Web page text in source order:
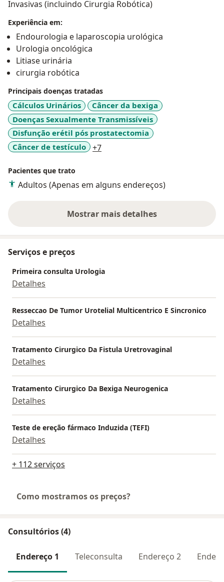
Invasivas (incluindo Cirurgia Robótica)
Experiência em:
Endourologia e laparoscopia urológica
Urologia oncológica
Litiase urinária
cirurgia robótica
Principais doenças tratadas
Cálculos Urinários
Câncer da bexiga
Doenças Sexualmente Transmissíveis
Disfunção erétil pós prostatectomia
Câncer de testículo
+7a11y_sr_more_diseases
Pacientes que trato
Adultos (Apenas em alguns endereços)
Mostrar mais detalhes
sobre a experiência
Serviços e preços
Primeira consulta Urologia
Detalhes
Resseccao De Tumor Urotelial Multicentrico E Sincronico
Detalhes
Tratamento Cirurgico Da Fistula Uretrovaginal
Detalhes
Tratamento Cirurgico Da Bexiga Neurogenica
Detalhes
Teste de ereção fármaco Induzida (TEFI)
Detalhes
+ 112 serviços
Como mostramos os preços?
Consultórios (4)
Endereço 1 Teleconsulta Endereço 2